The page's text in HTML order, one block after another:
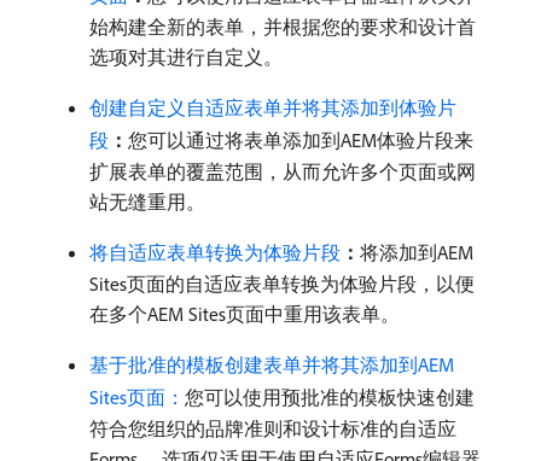
始构建全新的表单，并根据您的要求和设计首
选项对其进行自定义。
创建自定义自适应表单并将其添加到体验片
段 ： ​您可以通过将表单添加到AEM体验片段来
扩展表单的覆盖范围，从而允许多个页面或网
站无缝重用。
将自适应表单转换为体验片段 ： ​将添加到AEM
Sites页面的自适应表单转换为体验片段，以便
在多个AEM Sites页面中重用该表单。
基于批准的模板创建表单并将其添加到AEM
Sites页面： ​您可以使用预批准的模板快速创建
符合您组织的品牌准则和设计标准的自适应